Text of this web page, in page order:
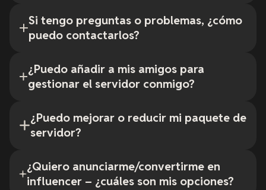
Si tengo preguntas o problemas, ¿cómo
puedo contactarlos?
¿Puedo añadir a mis amigos para
gestionar el servidor conmigo?
¿Puedo mejorar o reducir mi paquete de
servidor?
¿Quiero anunciarme/convertirme en
influencer – ¿cuáles son mis opciones?